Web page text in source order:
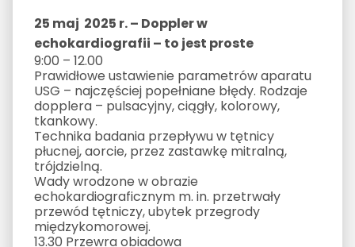
25 maj 2025 r. – Doppler w
echokardiografii – to jest proste
9:00 – 12.00
Prawidłowe ustawienie parametrów aparatu
USG – najczęściej popełniane błędy. Rodzaje
dopplera – pulsacyjny, ciągły, kolorowy,
tkankowy.
Technika badania przepływu w tętnicy
płucnej, aorcie, przez zastawkę mitralną,
trójdzielną.
Wady wrodzone w obrazie
echokardiograficznym m. in. przetrwały
przewód tętniczy, ubytek przegrody
międzykomorowej.
13.30 Przewra obiadowa